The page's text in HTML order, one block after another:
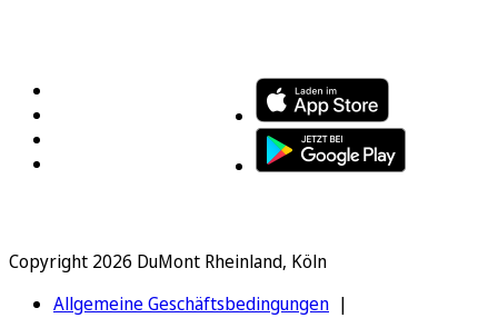
Copyright 2026 DuMont Rheinland, Köln
Allgemeine Geschäftsbedingungen